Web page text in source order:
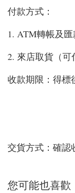
付款方式：
1. ATM轉帳及匯
2. 來店取貨（可
收款期限：得標
交貨方式：確認
您可能也喜歡